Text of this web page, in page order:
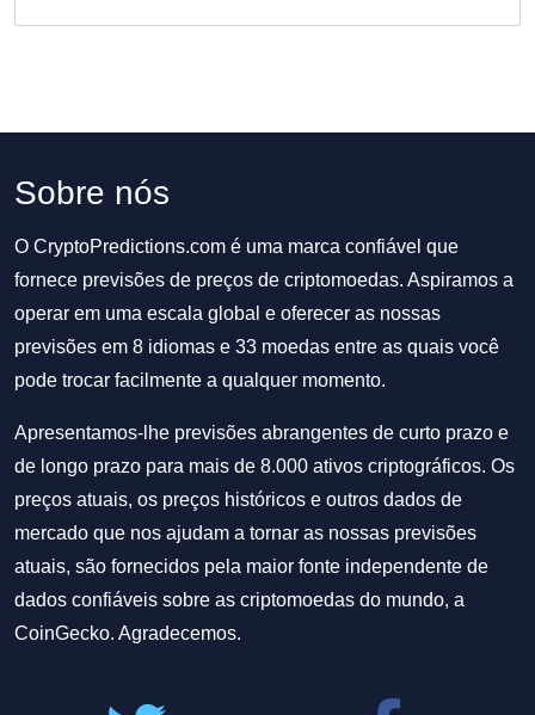
Sobre nós
O CryptoPredictions.com é uma marca confiável que
fornece previsões de preços de criptomoedas. Aspiramos a
operar em uma escala global e oferecer as nossas
previsões em 8 idiomas e 33 moedas entre as quais você
pode trocar facilmente a qualquer momento.
Apresentamos-lhe previsões abrangentes de curto prazo e
de longo prazo para mais de 8.000 ativos criptográficos. Os
preços atuais, os preços históricos e outros dados de
mercado que nos ajudam a tornar as nossas previsões
atuais, são fornecidos pela maior fonte independente de
dados confiáveis sobre as criptomoedas do mundo, a
CoinGecko. Agradecemos.